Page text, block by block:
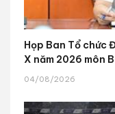
Họp Ban Tổ chức
X năm 2026 môn
04/08/2026